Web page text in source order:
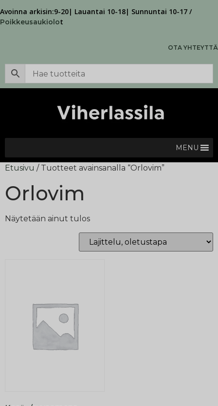
Avoinna arkisin:9-20| Lauantai 10-18| Sunnuntai 10-17 /
Poikkeusaukiolot
OTA YHTEYTTÄ
MENU
Etusivu / Tuotteet avainsanalla “Orlovim”
Orlovim
Näytetään ainut tulos